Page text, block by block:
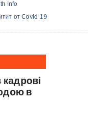
info
от Covid-19
в